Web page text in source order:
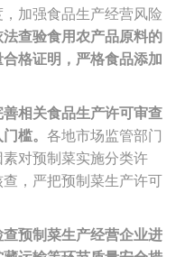
加强食品生产经营风险
查验食用农产品原料的
格证明，严格食品添加
善相关食品生产许可审查
槛。 各地市场监管部门
对预制菜实施分类许
，严把预制菜生产许可
查预制菜生产经营企业进